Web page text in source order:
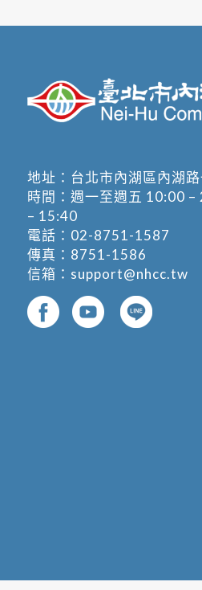
地址： 台北市內湖區內湖
時間：週一至週五 10:00
– 15:40
電話： 02-8751-1587
傳真：8751-1586
信箱： support@nhcc.tw